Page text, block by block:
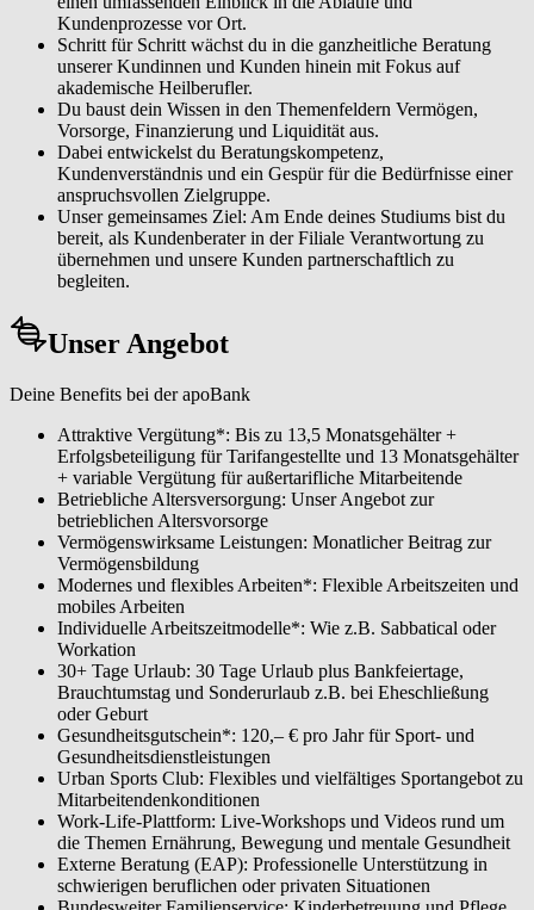
Kundenprozesse vor Ort.
Schritt für Schritt wächst du in die ganzheitliche Beratung
unserer Kundinnen und Kunden hinein mit Fokus auf
akademische Heilberufler.
Du baust dein Wissen in den Themenfeldern Vermögen,
Vorsorge, Finanzierung und Liquidität aus.
Dabei entwickelst du Beratungskompetenz,
Kundenverständnis und ein Gespür für die Bedürfnisse einer
anspruchsvollen Zielgruppe.
Unser gemeinsames Ziel: Am Ende deines Studiums bist du
bereit, als Kundenberater in der Filiale Verantwortung zu
übernehmen und unsere Kunden partnerschaftlich zu
begleiten.
Unser Angebot
Deine Benefits bei der apoBank
Attraktive Vergütung*: Bis zu 13,5 Monatsgehälter +
Erfolgsbeteiligung für Tarifangestellte und 13 Monatsgehälter
+ variable Vergütung für außertarifliche Mitarbeitende
Betriebliche Altersversorgung: Unser Angebot zur
betrieblichen Altersvorsorge
Vermögenswirksame Leistungen: Monatlicher Beitrag zur
Vermögensbildung
Modernes und flexibles Arbeiten*: Flexible Arbeitszeiten und
mobiles Arbeiten
Individuelle Arbeitszeitmodelle*: Wie z.B. Sabbatical oder
Workation
30+ Tage Urlaub: 30 Tage Urlaub plus Bankfeiertage,
Brauchtumstag und Sonderurlaub z.B. bei Eheschließung
oder Geburt
Gesundheitsgutschein*: 120,– € pro Jahr für Sport- und
Gesundheitsdienstleistungen
Urban Sports Club: Flexibles und vielfältiges Sportangebot zu
Mitarbeitendenkonditionen
Work-Life-Plattform: Live-Workshops und Videos rund um
die Themen Ernährung, Bewegung und mentale Gesundheit
Externe Beratung (EAP): Professionelle Unterstützung in
schwierigen beruflichen oder privaten Situationen